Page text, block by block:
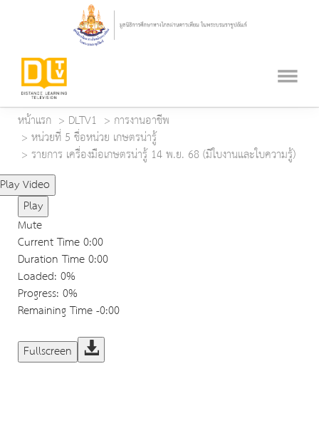
หน้าแรก DLTV1
การงานอาชีพ
หน่วยที่ 5 ชื่อหน่วย เกษตรน่ารู้
รายการ เครื่องมือเกษตรน่ารู้ 14 พ.ย. 68 (มีใบงานและใบความรู้)
Play Video
Play
Mute
Current Time0:00
Duration Time0:00
Loaded: 0%
Progress: 0%
Remaining Time-0:00
Fullscreen